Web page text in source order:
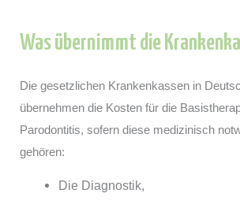
Was übernimmt die
Die gesetzlichen Krankenkassen in
übernehmen die Kosten für die
Parodontitis, sofern diese medizinisch
gehören:
Die Diagnostik,